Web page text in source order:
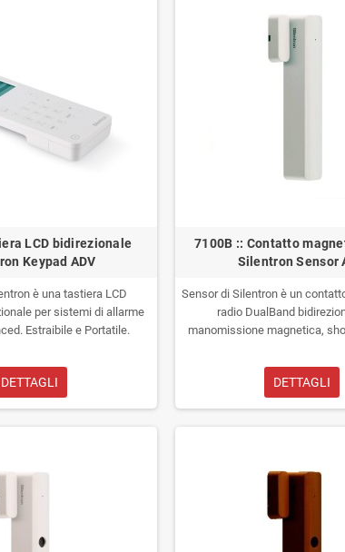
LCD bidirezionale
Keypad ADV
è una tastiera LCD
per sistemi di allarme
Estraibile e Portatile.
DETTAGLI
7100B :: Contatto
Silentron Sensor
Sensor di Silentron è un
radio DualBand
manomissione magnetica,
DETTAGLI